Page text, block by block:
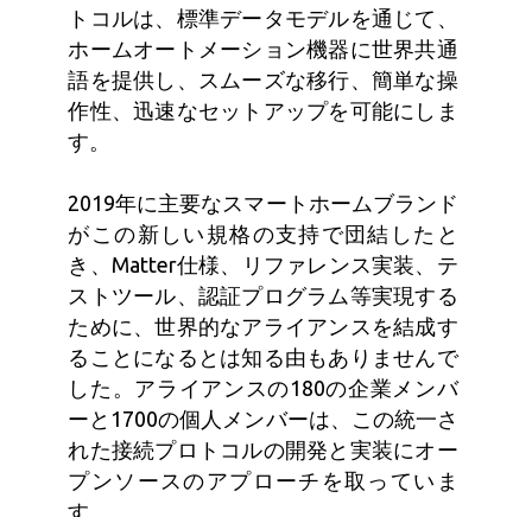
トコルは、標準データモデルを通じて、
ホームオートメーション機器に世界共通
語を提供し、スムーズな移行、簡単な操
作性、迅速なセットアップを可能にしま
す。
2019年に主要なスマートホームブランド
がこの新しい規格の支持で団結したと
き、Matter仕様、リファレンス実装、テ
ストツール、認証プログラム等実現する
ために、世界的なアライアンスを結成す
ることになるとは知る由もありませんで
した。アライアンスの180の企業メンバ
ーと1700の個人メンバーは、この統一さ
れた接続プロトコルの開発と実装にオー
プンソースのアプローチを取っていま
す。